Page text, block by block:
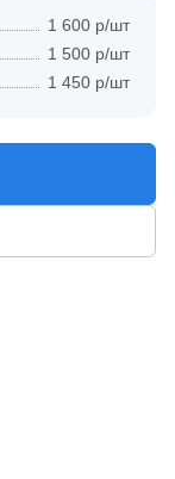
1 600 р/шт
1 500 р/шт
1 450 р/шт